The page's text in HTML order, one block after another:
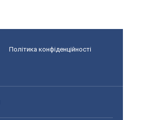
Політика конфіденційності